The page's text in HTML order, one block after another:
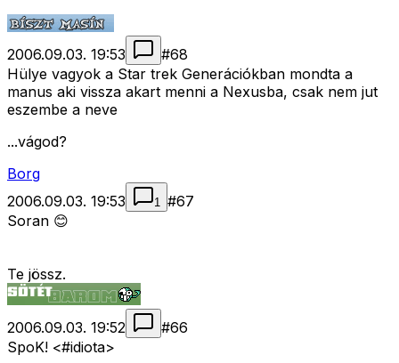
2006.09.03. 19:53 #68
Hülye vagyok a Star trek Generációkban mondta a
manus aki vissza akart menni a Nexusba, csak nem jut
eszembe a neve
...vágod?
Borg
2006.09.03. 19:53
1 #67
Soran 😊
Te jössz.
2006.09.03. 19:52 #66
SpoK! <#idiota>